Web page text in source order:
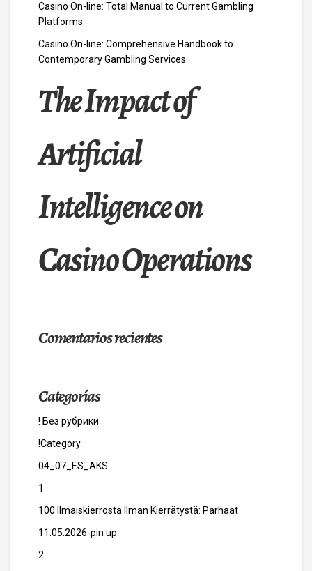
Casino On-line: Total Manual to Current Gambling
Platforms
Casino On-line: Comprehensive Handbook to
Contemporary Gambling Services
The Impact of
Artificial
Intelligence on
Casino Operations
Comentarios recientes
Categorías
! Без рубрики
!Category
04_07_ES_AKS
1
100 Ilmaiskierrosta Ilman Kierrätystä: Parhaat
11.05.2026-pin up
2